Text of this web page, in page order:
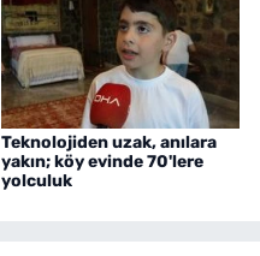
Teknolojiden uzak, anılara
yakın; köy evinde 70'lere
yolculuk